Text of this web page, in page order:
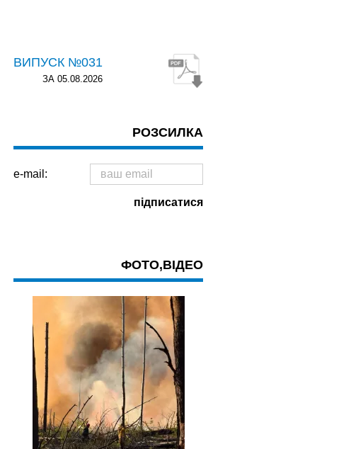
ВИПУСК №031
ЗА 05.08.2026
РОЗСИЛКА
e-mail:
ФОТО,ВІДЕО